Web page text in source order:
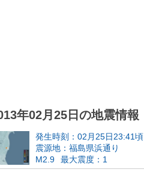
年02月25日の地震情報
発生時刻：02月25日23:41頃
震源地：福島県浜通り
M2.9
最大震度：1